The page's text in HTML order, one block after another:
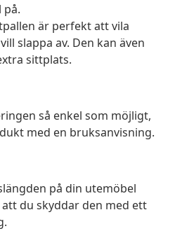
på.
är perfekt att vila
slappa av. Den kan även
sittplats.
så enkel som möjligt,
med en bruksanvisning.
på din utemöbel
du skyddar den med ett